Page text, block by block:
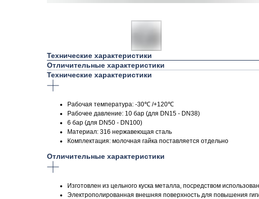
Технические характеристики
Отличительные характеристики
Технические характеристики
Рабочая температура: -30℃ /+120℃
Рабочее давление: 10 бар (для DN15 - DN38)
6 бар (для DN50 - DN100)
Материал: 316 нержавеющая сталь
Комплектация: молочная гайка поставляется отдельно
Отличительные характеристики
Изготовлен из цельного куска металла, посредством
Электрополированная внешняя поверхность для повышения